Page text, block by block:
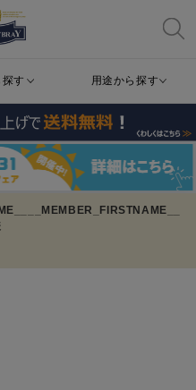
す 用途から探す
__MEMBER_FIRSTNAME__